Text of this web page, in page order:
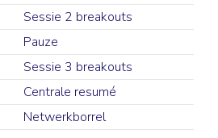
Sessie 2 breakouts
Pauze
Sessie 3 breakouts
Centrale resumé
Netwerkborrel